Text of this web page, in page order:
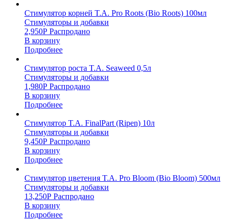
Стимулятор корней T.A. Pro Roots (Bio Roots) 100мл
Стимуляторы и добавки
2,950Р Распродано
В корзину
Подробнее
Стимулятор роста T.A. Seaweed 0,5л
Стимуляторы и добавки
1,980Р Распродано
В корзину
Подробнее
Стимулятор T.A. FinalPart (Ripen) 10л
Стимуляторы и добавки
9,450Р Распродано
В корзину
Подробнее
Стимулятор цветения T.A. Pro Bloom (Bio Bloom) 500мл
Стимуляторы и добавки
13,250Р Распродано
В корзину
Подробнее